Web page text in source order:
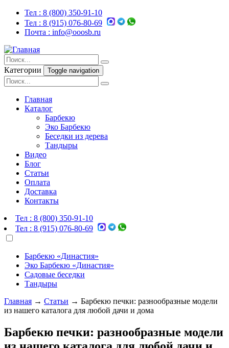
Тел : 8 (800) 350-91-10
Тел : 8 (915) 076-80-69
Почта : info@ooosb.ru
Категории Toggle navigation
Главная
Каталог
Барбекю
Эко Барбекю
Беседки из дерева
Тандыры
Видео
Блог
Статьи
Оплата
Доставка
Контакты
Тел : 8 (800) 350-91-10
Тел : 8 (915) 076-80-69
Барбекю «Династия»
Эко Барбекю «Династия»
Садовые беседки
Тандыры
Главная → Статьи → Барбекю печки: разнообразные модели
из нашего каталога для любой дачи и дома
Барбекю печки: разнообразные модели